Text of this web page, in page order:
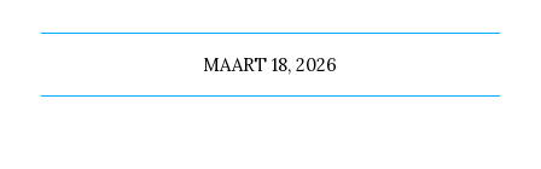
MAART 18, 2026